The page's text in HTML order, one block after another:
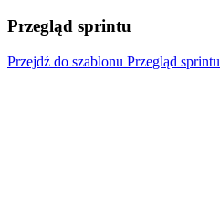
Przegląd sprintu
Przejdź do szablonu Przegląd sprintu